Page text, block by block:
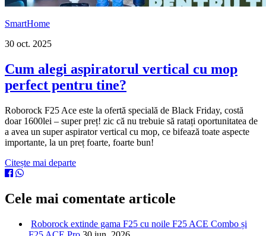
SmartHome
30 oct. 2025
Cum alegi aspiratorul vertical cu mop
perfect pentru tine?
Roborock F25 Ace este la ofertă specială de Black Friday, costă
doar 1600lei – super preț! zic că nu trebuie să ratați oportunitatea de
a avea un super aspirator vertical cu mop, ce bifează toate aspecte
importante, la un preț foarte, foarte bun!
Citește mai departe
Cele mai comentate articole
Roborock extinde gama F25 cu noile F25 ACE Combo și